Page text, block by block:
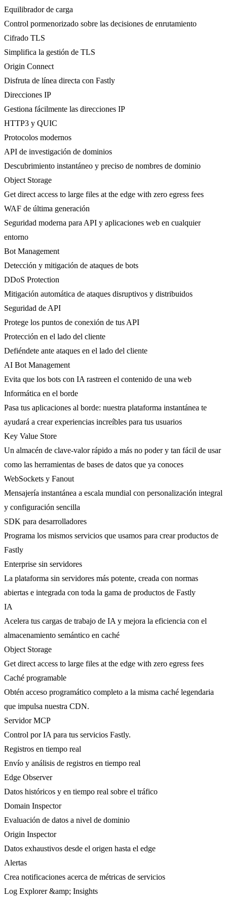
Equilibrador de carga
Control pormenorizado sobre las decisiones de enrutamiento
Cifrado TLS
Simplifica la gestión de TLS
Origin Connect
Disfruta de línea directa con Fastly
Direcciones IP
Gestiona fácilmente las direcciones IP
HTTP3 y QUIC
Protocolos modernos
API de investigación de dominios
Descubrimiento instantáneo y preciso de nombres de dominio
Object Storage
Get direct access to large files at the edge with zero egress fees
WAF de última generación
Seguridad moderna para API y aplicaciones web en cualquier
entorno
Bot Management
Detección y mitigación de ataques de bots
DDoS Protection
Mitigación automática de ataques disruptivos y distribuidos
Seguridad de API
Protege los puntos de conexión de tus API
Protección en el lado del cliente
Defiéndete ante ataques en el lado del cliente
AI Bot Management
Evita que los bots con IA rastreen el contenido de una web
Informática en el borde
Pasa tus aplicaciones al borde: nuestra plataforma instantánea te
ayudará a crear experiencias increíbles para tus usuarios
Key Value Store
Un almacén de clave-valor rápido a más no poder y tan fácil de usar
como las herramientas de bases de datos que ya conoces
WebSockets y Fanout
Mensajería instantánea a escala mundial con personalización integral
y configuración sencilla
SDK para desarrolladores
Programa los mismos servicios que usamos para crear productos de
Fastly
Enterprise sin servidores
La plataforma sin servidores más potente, creada con normas
abiertas e integrada con toda la gama de productos de Fastly
IA
Acelera tus cargas de trabajo de IA y mejora la eficiencia con el
almacenamiento semántico en caché
Object Storage
Get direct access to large files at the edge with zero egress fees
Caché programable
Obtén acceso programático completo a la misma caché legendaria
que impulsa nuestra CDN.
Servidor MCP
Control por IA para tus servicios Fastly.
Registros en tiempo real
Envío y análisis de registros en tiempo real
Edge Observer
Datos históricos y en tiempo real sobre el tráfico
Domain Inspector
Evaluación de datos a nivel de dominio
Origin Inspector
Datos exhaustivos desde el origen hasta el edge
Alertas
Crea notificaciones acerca de métricas de servicios
Log Explorer &amp; Insights